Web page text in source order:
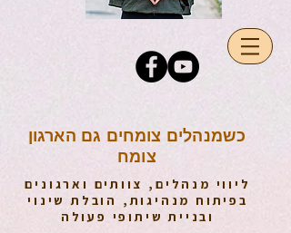
כשמנהלים צומחים גם הארגון
צומח
ליווי מנהלים, צוותים וארגונים
בפיתוח מנהיגות, הובלת שינוי
ובניית שיתופי פעולה